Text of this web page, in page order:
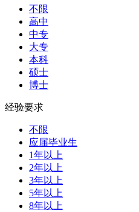
不限
高中
中专
大专
本科
硕士
博士
经验要求
不限
应届毕业生
1年以上
2年以上
3年以上
5年以上
8年以上